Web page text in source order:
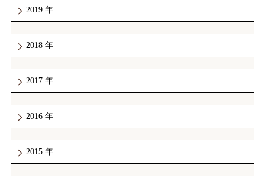
2019
2018
2017
2016
2015